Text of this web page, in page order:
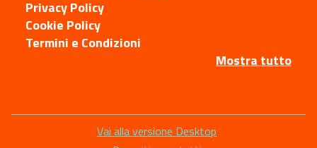
Privacy Policy
Cookie Policy
Termini e Condizioni
Mostra tutto
Vai alla versione Desktop